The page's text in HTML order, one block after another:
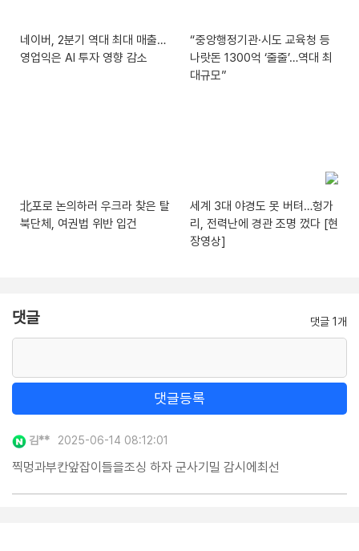
네이버, 2분기 역대 최대 매출…
영업익은 AI 투자 영향 감소
“중앙행정기관·시도 교육청 등
나랏돈 1300억 ‘줄줄’…역대 최
대규모”
北포로 논의하러 우크라 찾은 탈
북단체, 여권법 위반 입건
세계 3대 야경도 못 버텨…헝가
리, 전력난에 경관 조명 껐다 [현
장영상]
댓글 댓글 1개
댓글등록
김** 2025-06-14 08:12:01
찍멍과부칸앞잡이들을조싱 하자 군사기밀 감시에최선